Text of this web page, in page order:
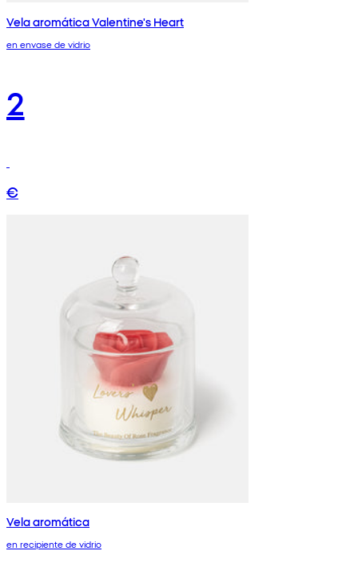
Vela aromática Valentine's Heart
en envase de vidrio
2
€
Vela aromática
en recipiente de vidrio